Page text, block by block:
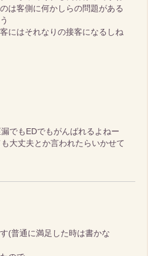
は客側に何かしらの問題がある
にはそれなりの接客になるしね
でもEDでもがんばれるよねー
大丈夫とか言われたらいかせて
(普通に満足した時は書かな